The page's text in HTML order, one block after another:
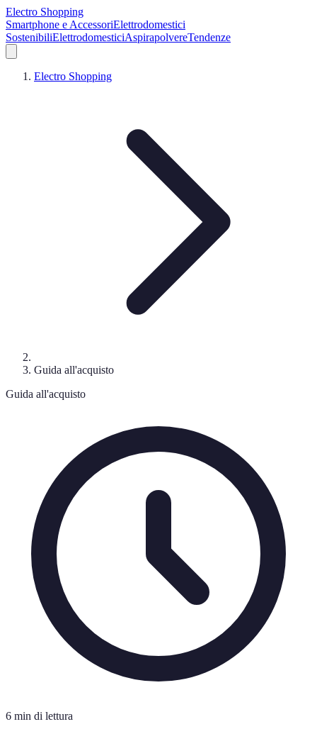
Electro Shopping
Smartphone e AccessoriElettrodomestici
SostenibiliElettrodomesticiAspirapolvereTendenze
Electro Shopping
Guida all'acquisto
Guida all'acquisto
6 min di lettura